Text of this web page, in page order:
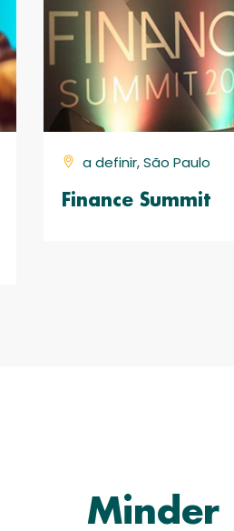
a definir, São Paulo
Finance Summit
Minder